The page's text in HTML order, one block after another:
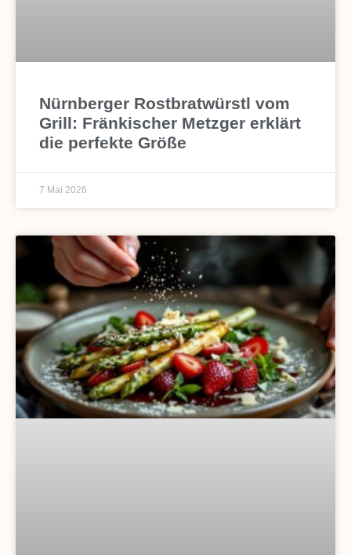
Nürnberger Rostbratwürstl vom
Grill: Fränkischer Metzger erklärt
die perfekte Größe
7 Mai 2026